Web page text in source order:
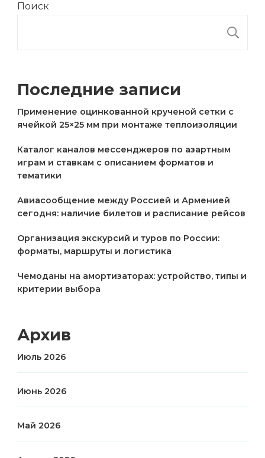
Поиск
Последние записи
Применение оцинкованной крученой сетки с
ячейкой 25×25 мм при монтаже теплоизоляции
Каталог каналов мессенджеров по азартным
играм и ставкам с описанием форматов и
тематики
Авиасообщение между Россией и Арменией
сегодня: наличие билетов и расписание рейсов
Организация экскурсий и туров по России:
форматы, маршруты и логистика
Чемоданы на амортизаторах: устройство, типы и
критерии выбора
Архив
Июль 2026
Июнь 2026
Май 2026